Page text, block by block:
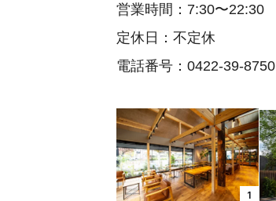
営業時間：7:30〜22:30
定休日：不定休
電話番号：0422-39-8750
1